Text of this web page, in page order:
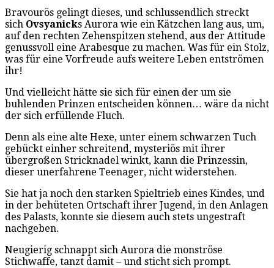
Bravourös gelingt dieses, und schlussendlich streckt
sich Ovsyanicks Aurora wie ein Kätzchen lang aus, um,
auf den rechten Zehenspitzen stehend, aus der Attitude
genussvoll eine Arabesque zu machen. Was für ein Stolz,
was für eine Vorfreude aufs weitere Leben entströmen
ihr!
Und vielleicht hätte sie sich für einen der um sie
buhlenden Prinzen entscheiden können… wäre da nicht
der sich erfüllende Fluch.
Denn als eine alte Hexe, unter einem schwarzen Tuch
gebückt einher schreitend, mysteriös mit ihrer
übergroßen Stricknadel winkt, kann die Prinzessin,
dieser unerfahrene Teenager, nicht widerstehen.
Sie hat ja noch den starken Spieltrieb eines Kindes, und
in der behüteten Ortschaft ihrer Jugend, in den Anlagen
des Palasts, konnte sie diesem auch stets ungestraft
nachgeben.
Neugierig schnappt sich Aurora die monströse
Stichwaffe, tanzt damit – und sticht sich prompt.